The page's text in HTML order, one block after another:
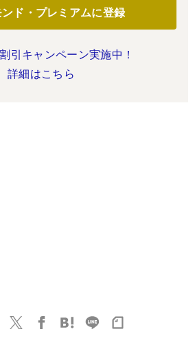
ド・プレミアムに登録
引キャンペーン実施中！
詳細はこちら